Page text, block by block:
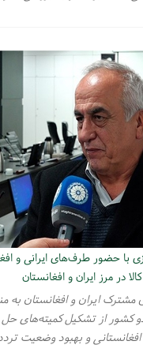
با حضور طرف‌های ایرانی و
در مرز ایران و افغانستان
ایران و افغانستان به
کشور از تشکیل کمیته‌های حل
و بهبود وضعیت تردد